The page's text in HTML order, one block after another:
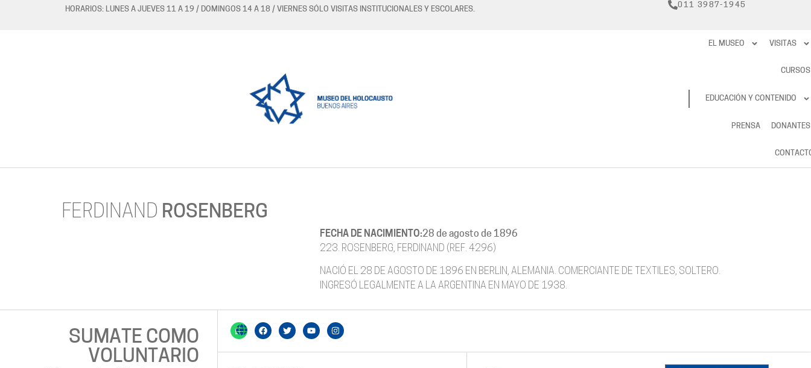
HORARIOS: LUNES A JUEVES 11 A 19 / DOMINGOS 14 A 18 / VIERNES SÓLO VISITAS INSTITUCIONALES Y ESCOLARES.
011 3987-1945
RESERVAS
EL MUSEO VISITAS
CURSOS
EDUCACIÓN Y CONTENIDO
PRENSA DONANTES
FERDINAND ROSENBERG
FECHA DE NACIMIENTO:28 de agosto de 1896
223. ROSENBERG, FERDINAND (REF. 4296)
NACIÓ EL 28 DE AGOSTO DE 1896 EN BERLIN, ALEMANIA. COMERCIANTE DE TEXTILES, SOLTERO.
INGRESÓ LEGALMENTE A LA ARGENTINA EN MAYO DE 1938.
SUMATE COMO
VOLUNTARIO